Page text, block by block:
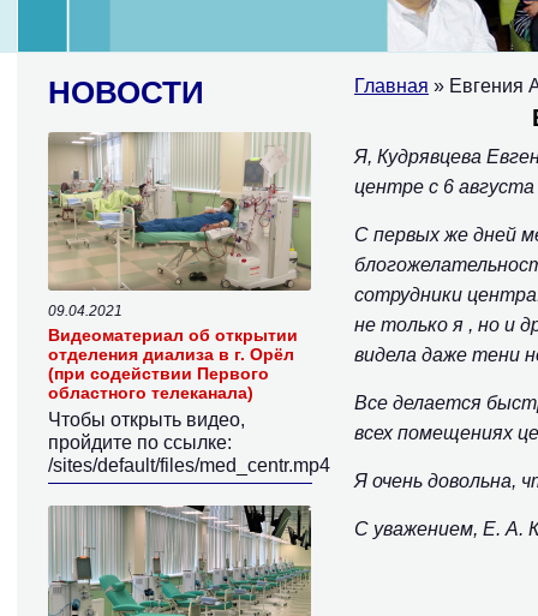
Главная » Евгения
Я, Кудрявцева
центре с 6 августа
С первых же дней
сотрудники
не только я , но и
видела даже тени
Все делается
всех помещениях
Я очень довольна,
С уважением, Е. А.
НОВОСТИ
09.04.2021
Видеоматериал об открытии
отделения диализа в г. Орёл
(при содействии Первого
областного телеканала)
Чтобы открыть видео,
пройдите по ссылке:
/sites/default/files/med_centr.mp4